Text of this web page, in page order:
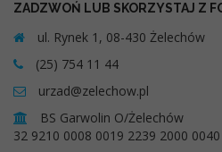
ZADZWOŃ LUB SKORZYSTAJ Z
ul. Rynek 1, 08-430 Żelechów
(25) 754 11 44
urzad@zelechow.pl
BS Garwolin O/Żelechów
32 9210 0008 0019 2239 2000 0040